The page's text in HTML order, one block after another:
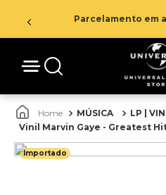
Parcelamento em
MÚSICA LP |
Vinil Marvin Gaye - Greatest
Importado